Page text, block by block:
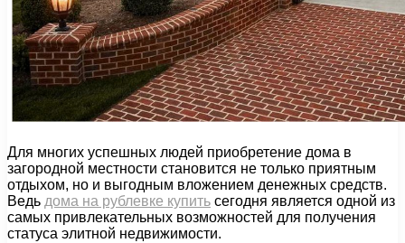
Для многих успешных людей приобретение дома в
загородной местности становится не только приятным
отдыхом, но и выгодным вложением денежных средств.
Ведь дома на рублевке купить сегодня является одной из
самых привлекательных возможностей для получения
статуса элитной недвижимости.